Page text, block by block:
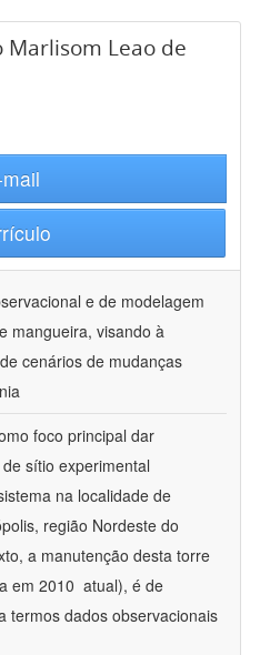
Marlisom Leao de
e de modelagem
mangueira, visando à
cenários de mudanças
foco principal dar
sítio experimental
na localidade de
região Nordeste do
a manutenção desta torre
em 2010  atual), é de
termos dados observacionais